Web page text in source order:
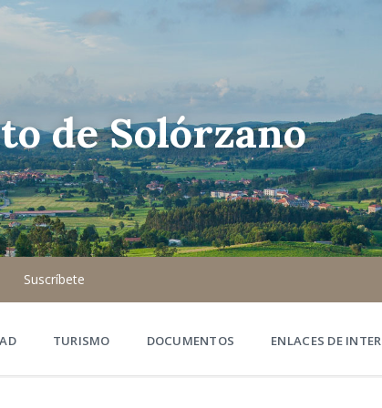
de Solórzano
Suscríbete
TURISMO DOCUMENTOS ENLACES DE